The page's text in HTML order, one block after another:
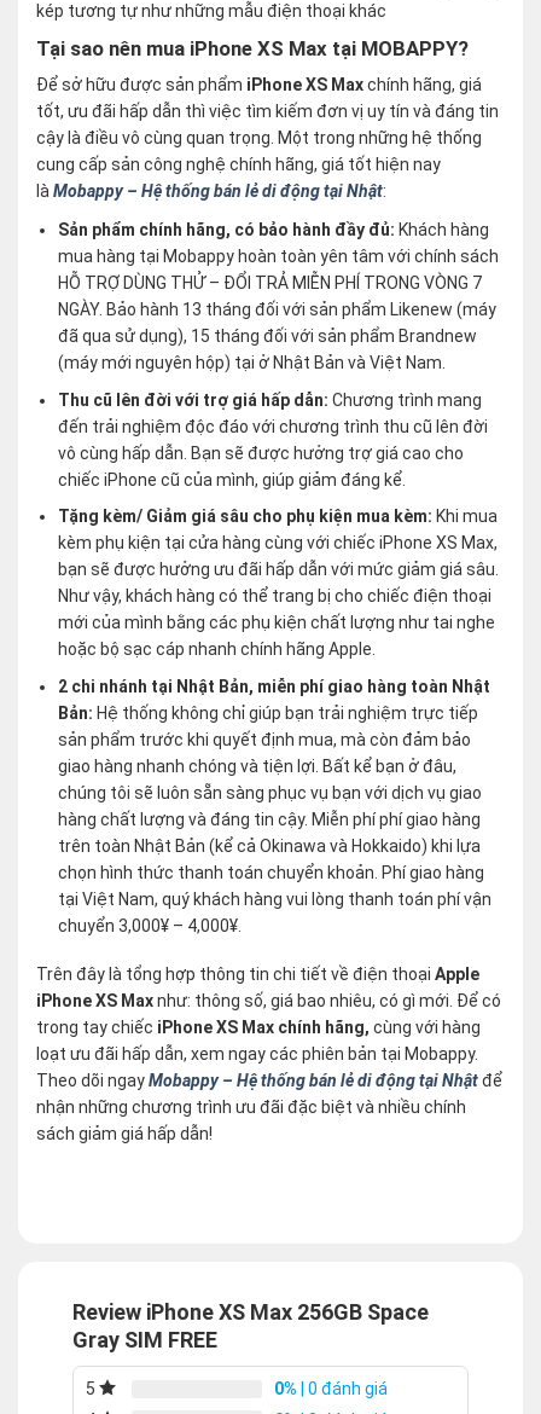
kép tương tự như những mẫu điện thoại khác
Tại sao nên mua iPhone XS Max tại MOBAPPY?
Để sở hữu được sản phẩm iPhone XS Maxchính hãng, giá
tốt, ưu đãi hấp dẫn thì việc tìm kiếm đơn vị uy tín và đáng tin
cậy là điều vô cùng quan trọng. Một trong những hệ thống
cung cấp sản công nghệ chính hãng, giá tốt hiện nay
làMobappy – Hệ thống bán lẻ di động tại Nhật:
Sản phẩm chính hãng, có bảo hành đầy đủ: Khách hàng
mua hàng tại Mobappy hoàn toàn yên tâm với chính sách
HỖ TRỢ DÙNG THỬ – ĐỔI TRẢ MIỄN PHÍ TRONG VÒNG 7
NGÀY. Bảo hành 13 tháng đối với sản phẩm Likenew (máy
đã qua sử dụng), 15 tháng đối với sản phẩm Brandnew
(máy mới nguyên hộp) tại ở Nhật Bản và Việt Nam.
Thu cũ lên đời với trợ giá hấp dẫn:Chương trình mang
đến trải nghiệm độc đáo với chương trình thu cũ lên đời
vô cùng hấp dẫn. Bạn sẽ được hưởng trợ giá cao cho
chiếc iPhone cũ của mình, giúp giảm đáng kể.
Tặng kèm/ Giảm giá sâu cho phụ kiện mua kèm: Khi mua
kèm phụ kiện tại cửa hàng cùng với chiếc iPhone XS Max,
bạn sẽ được hưởng ưu đãi hấp dẫn với mức giảm giá sâu.
Như vậy, khách hàng có thể trang bị cho chiếc điện thoại
mới của mình bằng các phụ kiện chất lượng như tai nghe
hoặc bộ sạc cáp nhanh chính hãng Apple.
2 chi nhánh tại Nhật Bản, miễn phí giao hàng toàn Nhật
Bản: Hệ thống không chỉ giúp bạn trải nghiệm trực tiếp
sản phẩm trước khi quyết định mua, mà còn đảm bảo
giao hàng nhanh chóng và tiện lợi. Bất kể bạn ở đâu,
chúng tôi sẽ luôn sẵn sàng phục vụ bạn với dịch vụ giao
hàng chất lượng và đáng tin cậy. Miễn phí phí giao hàng
trên toàn Nhật Bản (kể cả Okinawa và Hokkaido) khi lựa
chọn hình thức thanh toán chuyển khoản. Phí giao hàng
tại Việt Nam, quý khách hàng vui lòng thanh toán phí vận
chuyển 3,000¥ – 4,000¥.
Trên đây là tổng hợp thông tin chi tiết về điện thoại Apple
iPhone XS Maxnhư: thông số, giá bao nhiêu, có gì mới. Để có
trong tay chiếc iPhone XS Max chính hãng, cùng với hàng
loạt ưu đãi hấp dẫn, xem ngay các phiên bản tại Mobappy.
Theo dõi ngayMobappy – Hệ thống bán lẻ di động tại Nhậtđể
nhận những chương trình ưu đãi đặc biệt và nhiều chính
sách giảm giá hấp dẫn!
Review iPhone XS Max 256GB Space
Gray SIM FREE
5 0% | 0 đánh giá